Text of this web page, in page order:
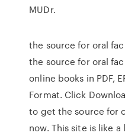
MUDr.
the source for oral
the source for oral
online books in PDF,
Format. Click
to get the source for
now. This site is like